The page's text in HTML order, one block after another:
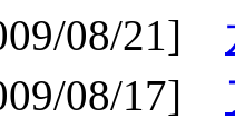
08/21]
08/17]